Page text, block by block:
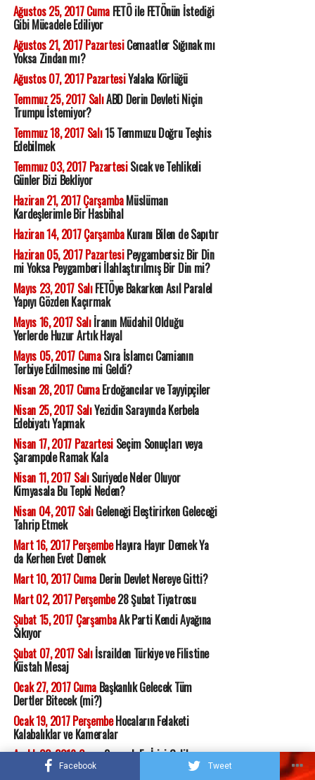
Facebook Tweet
Ağustos 25, 2017 CumaFETÖ ile FETÖnün İstediği
Gibi Mücadele Ediliyor
Ağustos 21, 2017 PazartesiCemaatler Sığınak mı
Yoksa Zindan mı?
Ağustos 07, 2017 PazartesiYalaka Körlüğü
Temmuz 25, 2017 SalıABD Derin Devleti Niçin
Trumpu İstemiyor?
Temmuz 18, 2017 Salı15 Temmuzu Doğru Teşhis
Edebilmek
Temmuz 03, 2017 PazartesiSıcak ve Tehlikeli
Günler Bizi Bekliyor
Haziran 21, 2017 ÇarşambaMüslüman
Kardeşlerimle Bir Hasbihal
Haziran 14, 2017 ÇarşambaKuranı Bilen de Sapıtır
Haziran 05, 2017 PazartesiPeygambersiz Bir Din
mi Yoksa Peygamberi İlahlaştırılmış Bir Din mi?
Mayıs 23, 2017 SalıFETÖye Bakarken Asıl Paralel
Yapıyı Gözden Kaçırmak
Mayıs 16, 2017 Salıİranın Müdahil Olduğu
Yerlerde Huzur Artık Hayal
Mayıs 05, 2017 CumaSıra İslamcı Camianın
Terbiye Edilmesine mi Geldi?
Nisan 28, 2017 CumaErdoğancılar ve Tayyipçiler
Nisan 25, 2017 SalıYezidin Sarayında Kerbela
Edebiyatı Yapmak
Nisan 17, 2017 PazartesiSeçim Sonuçları veya
Şarampole Ramak Kala
Nisan 11, 2017 SalıSuriyede Neler Oluyor
Kimyasala Bu Tepki Neden?
Nisan 04, 2017 SalıGeleneği Eleştirirken Geleceği
Tahrip Etmek
Mart 16, 2017 PerşembeHayıra Hayır Demek Ya
da Kerhen Evet Demek
Mart 10, 2017 CumaDerin Devlet Nereye Gitti?
Mart 02, 2017 Perşembe28 Şubat Tiyatrosu
Şubat 15, 2017 ÇarşambaAk Parti Kendi Ayağına
Sıkıyor
Şubat 07, 2017 Salıİsrailden Türkiye ve Filistine
Küstah Mesaj
Ocak 27, 2017 CumaBaşkanlık Gelecek Tüm
Dertler Bitecek (mi?)
Ocak 19, 2017 PerşembeHocaların Felaketi
Kalabalıklar ve Kameralar
Aralık 23, 2016 CumaSusmak En İyisi Galiba
Aralık 14, 2016 Çarşamba
İran Emperyalizmi